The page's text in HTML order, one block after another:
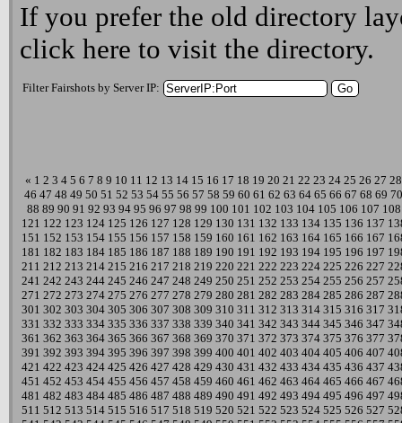
If you prefer the old directory
click here to visit the directory.
Filter Fairshots by Server IP:
« 1 2 3 4 5 6 7 8 9 10 11 12 13 14 15 16 17 18 19 20 21 22 23 24 25 26 27 28
46 47 48 49 50 51 52 53 54 55 56 57 58 59 60 61 62 63 64 65 66 67 68 69 70
88 89 90 91 92 93 94 95 96 97 98 99 100 101 102 103 104 105 106 107 108
121 122 123 124 125 126 127 128 129 130 131 132 133 134 135 136 137
151 152 153 154 155 156 157 158 159 160 161 162 163 164 165 166 167
181 182 183 184 185 186 187 188 189 190 191 192 193 194 195 196 197
211 212 213 214 215 216 217 218 219 220 221 222 223 224 225 226 227
241 242 243 244 245 246 247 248 249 250 251 252 253 254 255 256 257
271 272 273 274 275 276 277 278 279 280 281 282 283 284 285 286 287
301 302 303 304 305 306 307 308 309 310 311 312 313 314 315 316 317
331 332 333 334 335 336 337 338 339 340 341 342 343 344 345 346 347
361 362 363 364 365 366 367 368 369 370 371 372 373 374 375 376 377
391 392 393 394 395 396 397 398 399 400 401 402 403 404 405 406 407
421 422 423 424 425 426 427 428 429 430 431 432 433 434 435 436 437
451 452 453 454 455 456 457 458 459 460 461 462 463 464 465 466 467
481 482 483 484 485 486 487 488 489 490 491 492 493 494 495 496 497
511 512 513 514 515 516 517 518 519 520 521 522 523 524 525 526 527